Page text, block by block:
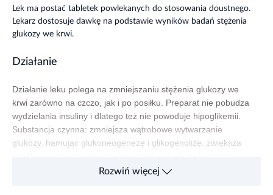
Lek ma postać tabletek powlekanych do stosowania doustnego.
Lekarz dostosuje dawkę na podstawie wyników badań stężenia
glukozy we krwi.
Działanie
Działanie leku polega na zmniejszaniu stężenia glukozy we
krwi zarówno na czczo, jak i po posiłku. Preparat nie pobudza
wydzielania insuliny i dlatego też nie powoduje hipoglikemii.
Substancja czynna: zmniejsza wątrobowe wytwarzanie
glukozy, hamując glukoneogenezę i glikogenolizę, zwiększa
obwodowy wychwyt glukozy i jej zużycie oraz opóźnia
Rozwiń więcej